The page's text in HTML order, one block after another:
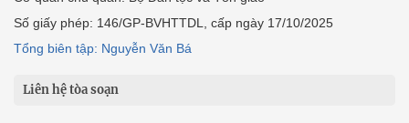
Số giấy phép: 146/GP-BVHTTDL, cấp ngày 17/10/2025
Tổng biên tập: Nguyễn Văn Bá
Liên hệ tòa soạn